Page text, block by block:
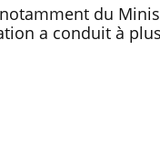
du
a conduit à